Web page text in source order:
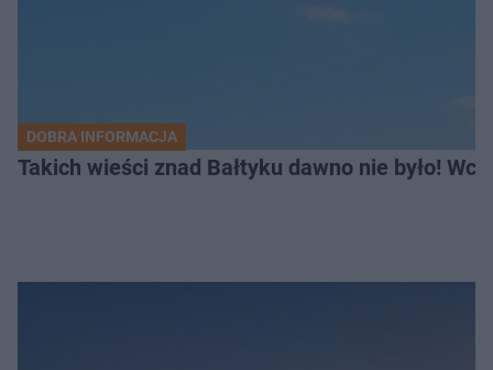
DOBRA INFORMACJA
Takich wieści znad Bałtyku dawno nie było!